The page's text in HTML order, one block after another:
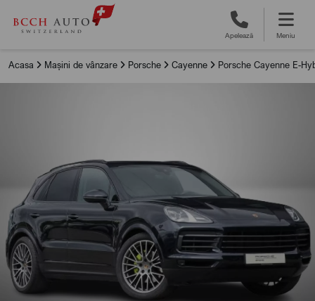
Apelează Meniu
Acasa Mașini de vânzare Porsche Cayenne Porsche Cayenne E-